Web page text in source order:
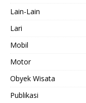
Lain-Lain
Lari
Mobil
Motor
Obyek Wisata
Publikasi